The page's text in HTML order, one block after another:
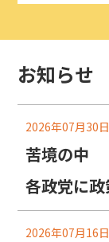
お知らせ
2026年07月30日
苦境の中
各政党に
2026年07月16日